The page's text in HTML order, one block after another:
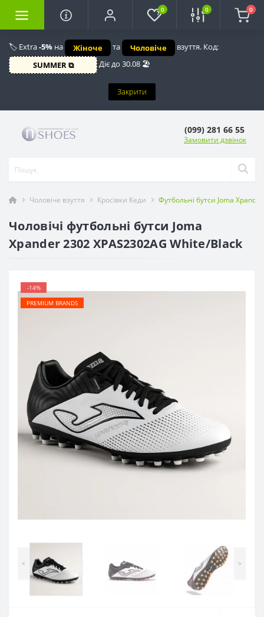
🏷️ Extra-5% на Жіноче та Чоловіче
взуття. Код:
SUMMER ⧉
Діє до 30.08 🏖️
Закрити
0 0 0
(099) 281 66 55
Замовити дзвінок
Чоловіче взуття Кросівки Кеди Футбольні бутси Joma
Чоловічі футбольні бутси Joma
Xpander 2302 XPAS2302AG White/Black
-14%
PREMIUM BRANDS
< >